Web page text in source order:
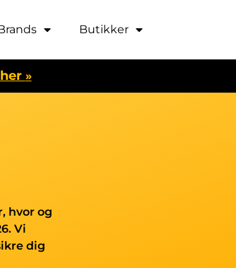
Butikker
»
hvor og
Vi
dig